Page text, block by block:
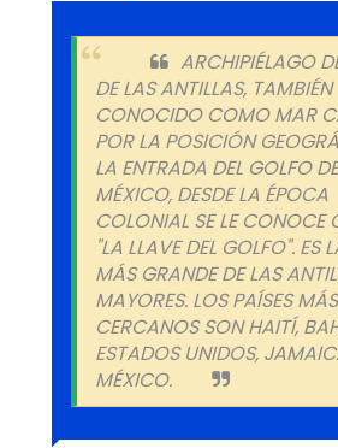
ARCHIPIÉLAGO
DE LAS ANTILLAS, TAMBIÉN
CONOCIDO COMO MAR
POR LA POSICIÓN
LA ENTRADA DEL GOLFO DE
MÉXICO, DESDE LA ÉPOCA
COLONIAL SE LE CONOCE
"LA LLAVE DEL GOLFO". ES
MÁS GRANDE DE LAS
MAYORES. LOS PAÍSES MÁS
CERCANOS SON HAITÍ,
ESTADOS UNIDOS,
MÉXICO.